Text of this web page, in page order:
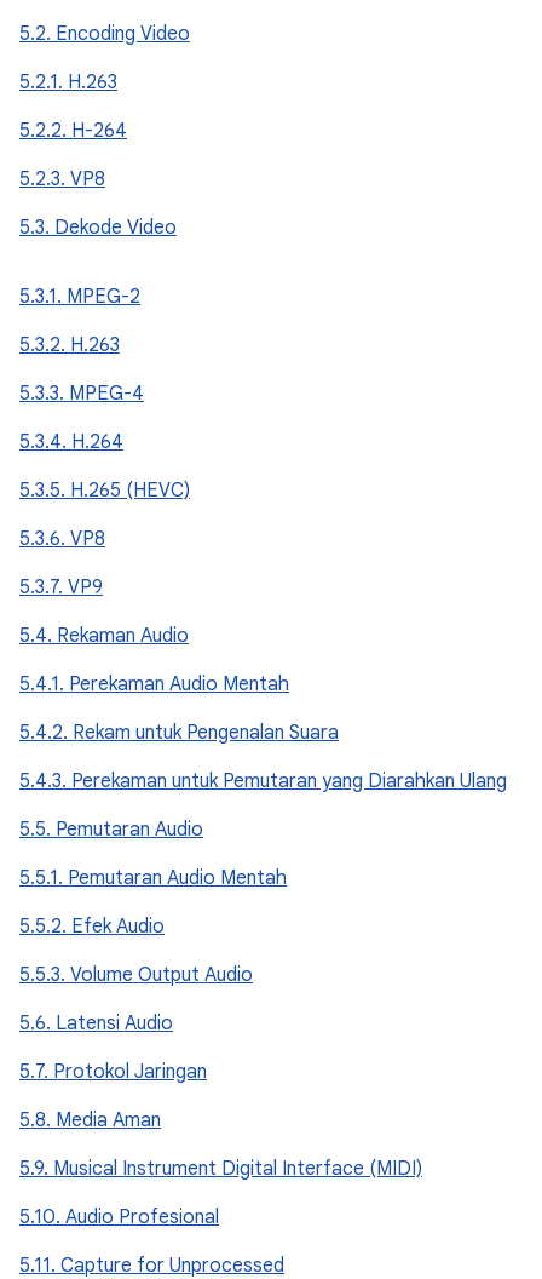
5.2. Encoding Video
5.2.1. H.263
5.2.2. H-264
5.2.3. VP8
5.3. Dekode Video
5.3.1. MPEG-2
5.3.2. H.263
5.3.3. MPEG-4
5.3.4. H.264
5.3.5. H.265 (HEVC)
5.3.6. VP8
5.3.7. VP9
5.4. Rekaman Audio
5.4.1. Perekaman Audio Mentah
5.4.2. Rekam untuk Pengenalan Suara
5.4.3. Perekaman untuk Pemutaran yang Diarahkan Ulang
5.5. Pemutaran Audio
5.5.1. Pemutaran Audio Mentah
5.5.2. Efek Audio
5.5.3. Volume Output Audio
5.6. Latensi Audio
5.7. Protokol Jaringan
5.8. Media Aman
5.9. Musical Instrument Digital Interface (MIDI)
5.10. Audio Profesional
5.11. Capture for Unprocessed